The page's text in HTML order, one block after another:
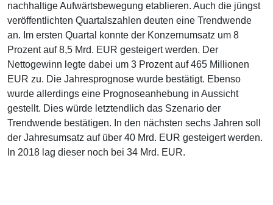
nachhaltige Aufwärtsbewegung etablieren. Auch die jüngst
veröffentlichten Quartalszahlen deuten eine Trendwende
an. Im ersten Quartal konnte der Konzernumsatz um 8
Prozent auf 8,5 Mrd. EUR gesteigert werden. Der
Nettogewinn legte dabei um 3 Prozent auf 465 Millionen
EUR zu. Die Jahresprognose wurde bestätigt. Ebenso
wurde allerdings eine Prognoseanhebung in Aussicht
gestellt. Dies würde letztendlich das Szenario der
Trendwende bestätigen. In den nächsten sechs Jahren soll
der Jahresumsatz auf über 40 Mrd. EUR gesteigert werden.
In 2018 lag dieser noch bei 34 Mrd. EUR.